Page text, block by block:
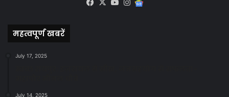
महत्वपूर्ण खबरें
July 17, 2025
July 14, 2025